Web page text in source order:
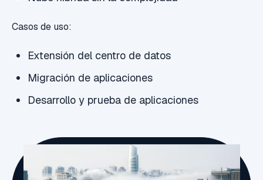
Casos de uso:
Extensión del centro de datos
Migración de aplicaciones
Desarrollo y prueba de aplicaciones